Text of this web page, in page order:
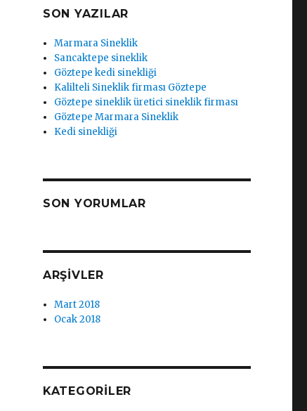
SON YAZILAR
Marmara Sineklik
Sancaktepe sineklik
Göztepe kedi sinekliği
Kalilteli Sineklik firması Göztepe
Göztepe sineklik üretici sineklik firması
Göztepe Marmara Sineklik
Kedi sinekliği
SON YORUMLAR
ARŞIVLER
Mart 2018
Ocak 2018
KATEGORILER